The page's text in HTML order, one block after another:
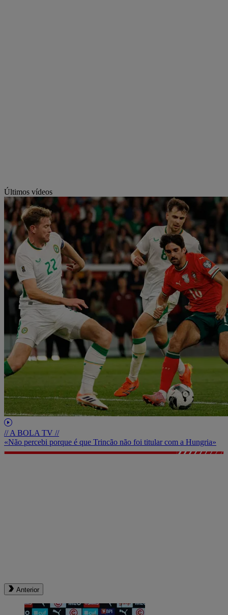
Últimos vídeos
// A BOLA TV //
«Não percebi porque é que Trincão não foi titular com a Hungria»
Anterior